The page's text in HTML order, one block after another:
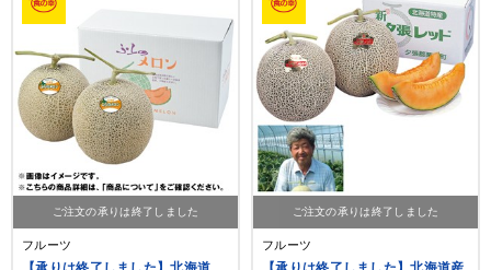
ご注文の承りは終了しました
フルーツ
ご注文の承りは終了しました
フルーツ